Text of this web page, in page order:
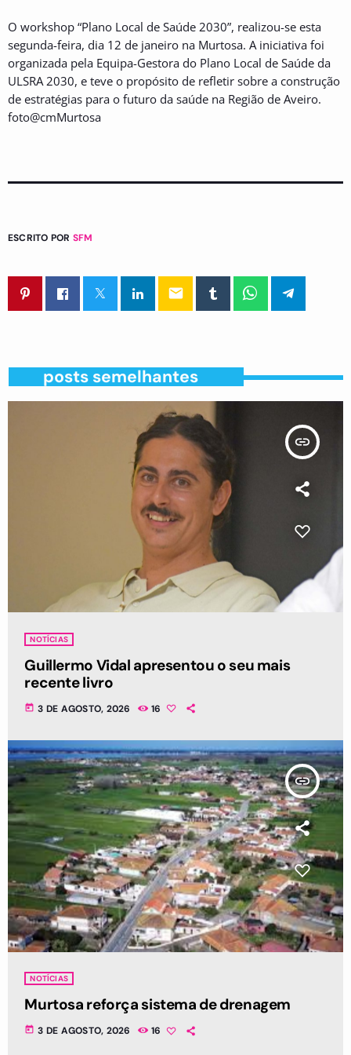
O workshop “Plano Local de Saúde 2030”, realizou-se esta
segunda-feira, dia 12 de janeiro na Murtosa. A iniciativa foi
organizada pela Equipa-Gestora do Plano Local de Saúde da
ULSRA 2030, e teve o propósito de refletir sobre a construção
de estratégias para o futuro da saúde na Região de Aveiro.
foto@cmMurtosa
ESCRITO POR SFM
email
posts semelhantes
insert_link
NOTÍCIAS
Guillermo Vidal apresentou o seu mais
recente livro
today 3 DE AGOSTO, 2026 16
insert_link
NOTÍCIAS
Murtosa reforça sistema de drenagem
today 3 DE AGOSTO, 2026 16